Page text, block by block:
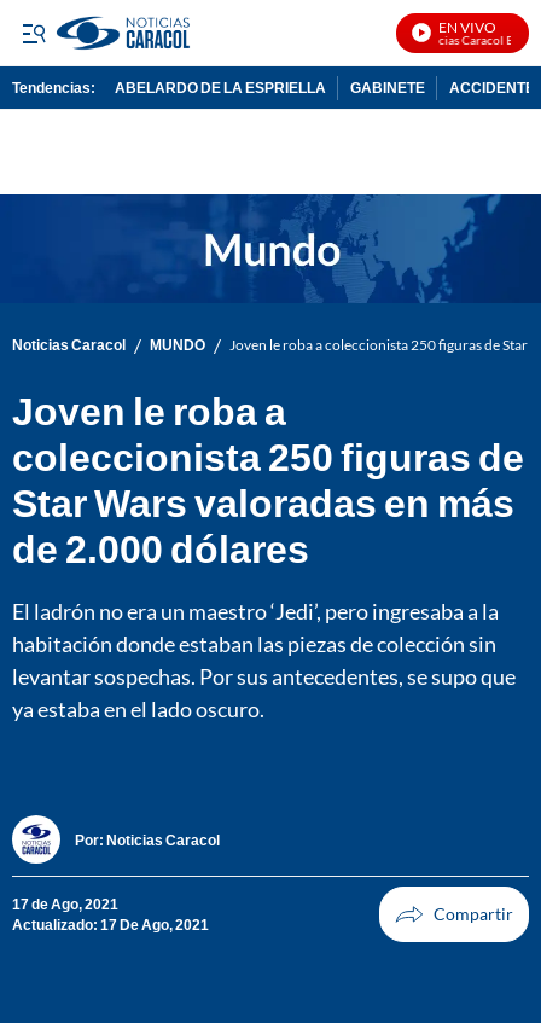
EN VIVO
Noticias Caracol En Vivo
Tendencias: ABELARDO DE LA ESPRIELLA GABINETE ACCIDENTE
Noticias Caracol / MUNDO / Joven le roba a coleccionista 250 figuras de Star
Joven le roba a
coleccionista 250 figuras de
Star Wars valoradas en más
de 2.000 dólares
El ladrón no era un maestro ‘Jedi’, pero ingresaba a la
habitación donde estaban las piezas de colección sin
levantar sospechas. Por sus antecedentes, se supo que
ya estaba en el lado oscuro.
Por: Noticias Caracol
17 de Ago, 2021
Actualizado: 17 De Ago, 2021